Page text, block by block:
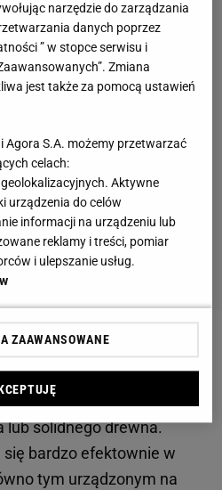
położonej solidnej
nogach
Kompaktowy lub
lub solidnego drewna.
się bardzo efektownie w
tym urządzonym na
narzędzie do zarządzania
danych poprzez
” w stopce serwisu i
Zmiana
jest także za pomocą ustawień
Agora S.A. możemy przetwarzać
celach:
Aktywne
urządzenia do celów
informacji na urządzeniu lub
reklamy i treści, pomiar
i ulepszanie usług.
ZAAWANSOWANE